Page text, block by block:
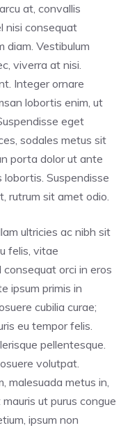
at, convallis
nisi consequat
diam. Vestibulum
viverra at nisi.
Integer ornare
lobortis enim, ut
eget
sodales metus sit
porta dolor ut ante
Suspendisse
rutrum sit amet odio.
ultricies ac nibh sit
felis, vitae
consequat orci in eros
ipsum primis in
cubilia curae;
eu tempor felis.
pellentesque.
volutpat.
malesuada metus in,
ut purus congue
ipsum non